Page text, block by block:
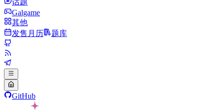
话题
Galgame
其他
发售月历
题库
GitHub